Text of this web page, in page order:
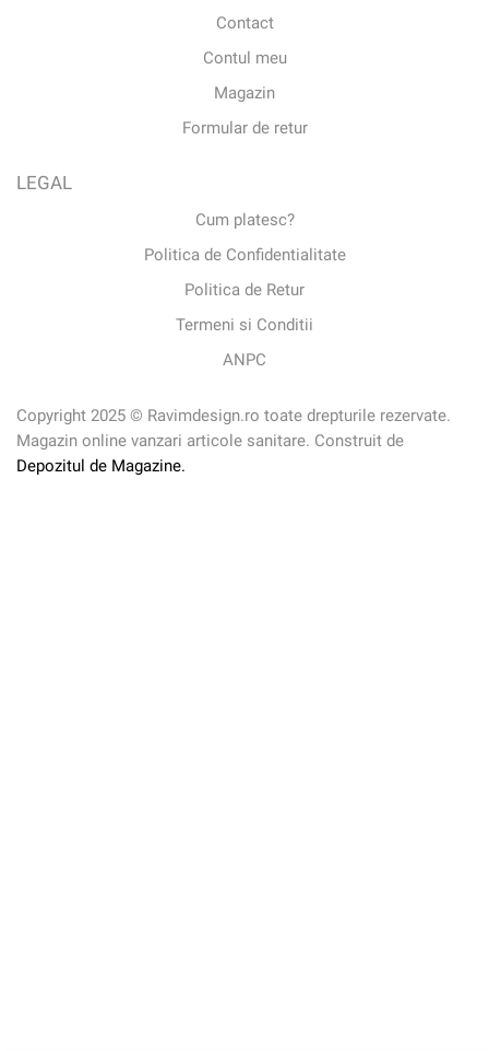
Contact
Contul meu
Magazin
Formular de retur
LEGAL
Cum platesc?
Politica de Confidentialitate
Politica de Retur
Termeni si Conditii
ANPC
Copyright 2025 © Ravimdesign.ro toate drepturile rezervate.
Magazin online vanzari articole sanitare. Construit de
Depozitul de Magazine.